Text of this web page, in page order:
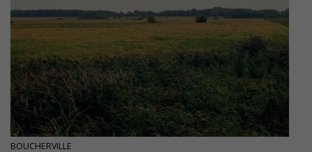
BOUCHERVILLE